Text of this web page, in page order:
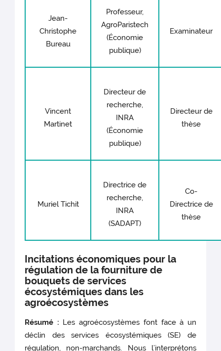
Jean-
Christophe
Bureau
Professeur,
AgroParistech
(Économie
publique)
Examinateur
Vincent
Martinet
Directeur de
recherche,
INRA
(Économie
publique)
Directeur de
thèse
Muriel Tichit
Directrice de
recherche,
INRA
(SADAPT)
Co-
Directrice de
thèse
Incitations économiques pour la
régulation de la fourniture de
bouquets de services
écosystémiques dans les
agroécosystèmes
Résumé : Les agroécosystèmes font face à un
déclin des services écosystémiques (SE) de
régulation, non-marchands. Nous l’interprétons